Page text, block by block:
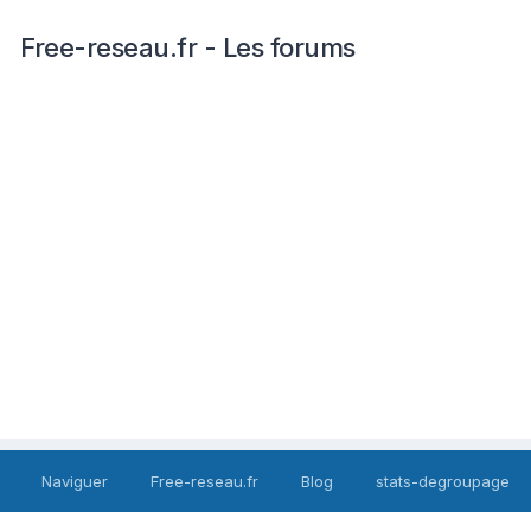
Free-reseau.fr - Les forums
Naviguer Free-reseau.fr Blog stats-degroupage